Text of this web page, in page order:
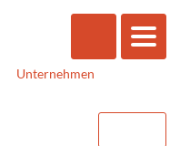
Unternehmen